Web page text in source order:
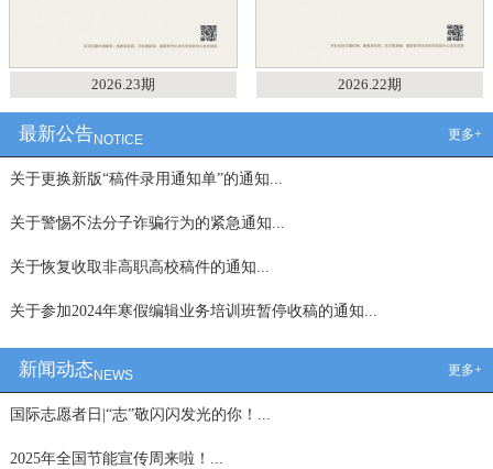
2026.23期 2026.22期
最新公告NOTICE 更多+
关于更换新版“稿件录用通知单”的通知...
关于警惕不法分子诈骗行为的紧急通知...
关于恢复收取非高职高校稿件的通知...
关于参加2024年寒假编辑业务培训班暂停收稿的通知...
新闻动态NEWS 更多+
国际志愿者日|“志”敬闪闪发光的你！...
2025年全国节能宣传周来啦！...